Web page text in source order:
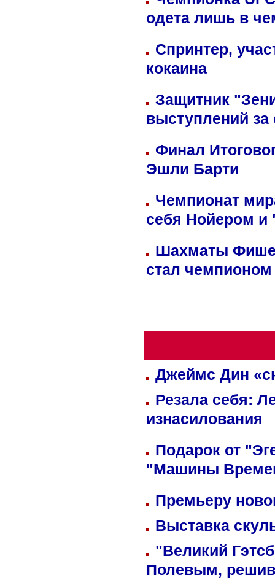
одета лишь в
Спринтер,
кокаина
Защитник
выступлений
Финал
Эшли Барти
Чемпионат
себя Нойером и
Шахматы
стал
Джеймс Дин
Резала себя:
изнасилования
Подарок от
"Машины
Премьеру
Выставка
"Великий
Полевым,